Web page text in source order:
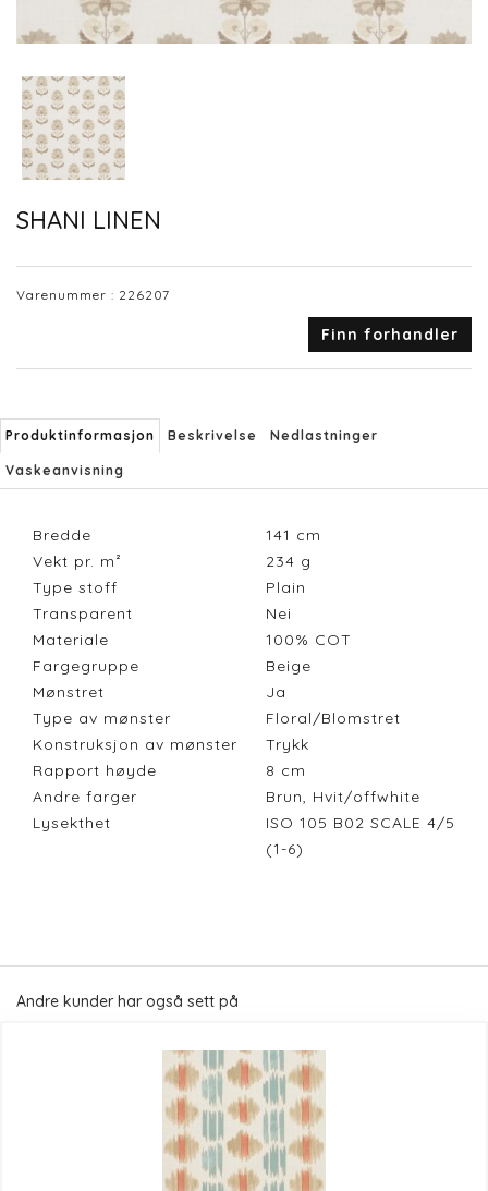
SHANI LINEN
Varenummer : 226207
Finn forhandler
Produktinformasjon Beskrivelse Nedlastninger
Vaskeanvisning
Bredde 141 cm
Vekt pr. m²
234 g
Type stoff
Plain
Transparent
Nei
Materiale
100% COT
Fargegruppe
Beige
Mønstret
Ja
Type av mønster
Floral/Blomstret
Konstruksjon av mønster
Trykk
Rapport høyde
8 cm
Andre farger
Brun, Hvit/offwhite
Lysekthet
ISO 105 B02 SCALE 4/5
(1-6)
Andre kunder har også sett på